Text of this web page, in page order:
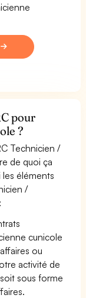
pour
?
Technicien /
de quoi ça
éléments
/
cunicole
ou
activité de
sous forme